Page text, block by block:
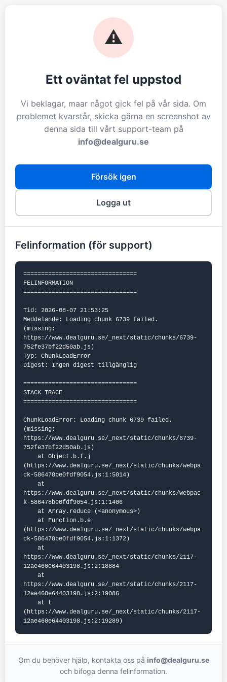
⚠️
Ett oväntat fel uppstod
Vi beklagar, maar något gick fel på vår sida. Om
problemet kvarstår, skicka gärna en screenshot av
denna sida till vårt support-team på
info@dealguru.se
Försök igen
Logga ut
Felinformation (för support)
================================
FELINFORMATION
================================
Tid: 2026-08-07 21:53:25
Meddelande: Loading chunk 6739 failed.
(missing:
https://www.dealguru.se/_next/static/chunks/6739-
752fe37bf22d50ab.js)
Typ: ChunkLoadError
Digest: Ingen digest tillgänglig
================================
STACK TRACE
================================
ChunkLoadError: Loading chunk 6739 failed.
(missing:
https://www.dealguru.se/_next/static/chunks/6739-
752fe37bf22d50ab.js)
(https://www.dealguru.se/_next/static/chunks/webpa
ck-586478be0fdf9054.js:1:5014)
https://www.dealguru.se/_next/static/chunks/webpac
k-586478be0fdf9054.js:1:1406
(https://www.dealguru.se/_next/static/chunks/webpa
ck-586478be0fdf9054.js:1:1372)
https://www.dealguru.se/_next/static/chunks/2117-
12ae460e64403198.js:2:18884
https://www.dealguru.se/_next/static/chunks/2117-
12ae460e64403198.js:2:19086
(https://www.dealguru.se/_next/static/chunks/2117-
12ae460e64403198.js:2:19289)
Om du behöver hjälp, kontakta oss på info@dealguru.se
och bifoga denna felinformation.